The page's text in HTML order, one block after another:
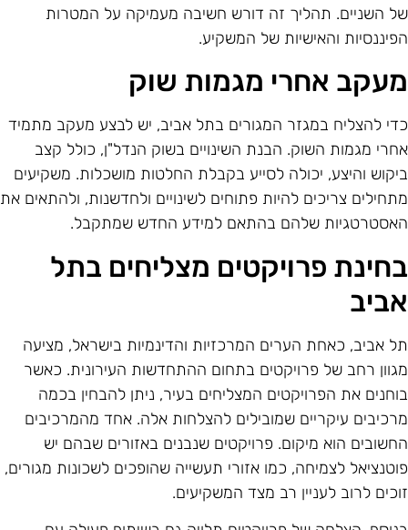
השניים. תהליך זה דורש חשיבה מעמיקה על המטרות
והאישיות של המשקיע.
אחרי מגמות שוק
להצליח במגזר המגורים בתל אביב, יש לבצע מעקב מתמיד
מגמות השוק. הבנת השינויים בשוק הנדל"ן, כולל קצב
והיצע, יכולה לסייע בקבלת החלטות מושכלות. משקיעים
צריכים להיות פתוחים לשינויים ולחדשנות, ולהתאים את
שלהם בהתאם למידע החדש שמתקבל.
פרויקטים מצליחים בתל
אביב, כאחת הערים המרכזיות והדינמיות בישראל, מציעה
רחב של פרויקטים בתחום ההתחדשות העירונית. כאשר
את הפרויקטים המצליחים בעיר, ניתן להבחין בכמה
עיקריים שמובילים להצלחות אלה. אחד מהמרכיבים
הוא מיקום. פרויקטים שנבנים באזורים שבהם יש
לצמיחה, כמו אזורי תעשייה שהופכים לשכונות מגורים,
לרוב לעניין רב מצד המשקיעים.